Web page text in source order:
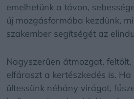
emelhetünk a távon,
új mozgásformába kezdünk,
szakember segítségét az
Nagyszerűen átmozgat, feltölt,
elfáraszt a kertészkedés is. Ha
ültessünk néhány virágot,